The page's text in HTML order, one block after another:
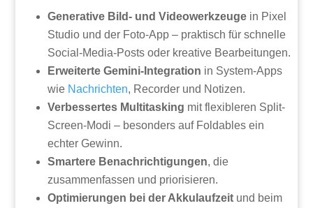
Generative Bild- und Videowerkzeuge in Pixel
Studio und der Foto-App – praktisch für schnelle
Social-Media-Posts oder kreative Bearbeitungen.
Erweiterte Gemini-Integration in System-Apps
wie Nachrichten, Recorder und Notizen.
Verbessertes Multitasking mit flexibleren Split-
Screen-Modi – besonders auf Foldables ein
echter Gewinn.
Smartere Benachrichtigungen, die
zusammenfassen und priorisieren.
Optimierungen bei der Akkulaufzeit und beim